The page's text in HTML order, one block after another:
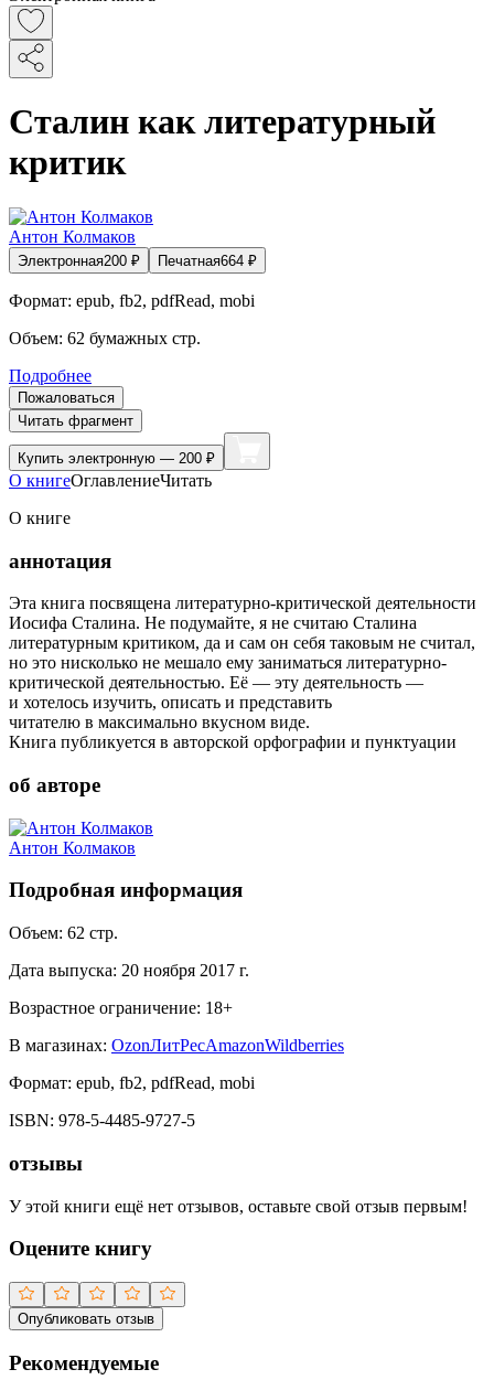
Сталин как литературный
критик
Антон Колмаков
Электронная200 ₽ Печатная664 ₽
Формат: epub, fb2, pdfRead, mobi
Объем: 62 бумажных стр.
Подробнее
Пожаловаться
Читать фрагмент
Купить электронную — 200 ₽
О книгеОглавлениеЧитать
О книге
аннотация
Эта книга посвящена литературно-критической деятельности
Иосифа Сталина. Не подумайте, я не считаю Сталина
литературным критиком, да и сам он себя таковым не считал,
но это нисколько не мешало ему заниматься литературно-
критической деятельностью. Её — эту деятельность —
и хотелось изучить, описать и представить
читателю в максимально вкусном виде.
Книга публикуется в авторской орфографии и пунктуации
об авторе
Антон Колмаков
Подробная информация
Объем: 62 стр.
Дата выпуска: 20 ноября 2017 г.
Возрастное ограничение: 18+
В магазинах: OzonЛитРесAmazonWildberries
Формат: epub, fb2, pdfRead, mobi
ISBN: 978-5-4485-9727-5
отзывы
У этой книги ещё нет отзывов, оставьте свой отзыв первым!
Оцените книгу
Опубликовать отзыв
Рекомендуемые